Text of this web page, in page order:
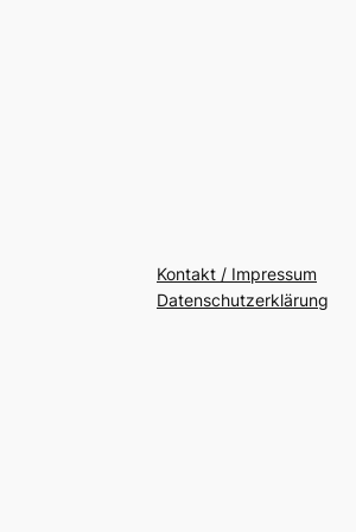
Kontakt / Impressum
Datenschutzerklärung